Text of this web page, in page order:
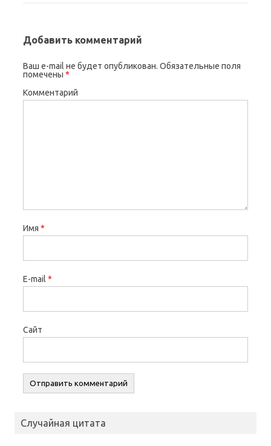
Добавить комментарий
Ваш e-mail не будет опубликован. Обязательные поля
помечены *
Комментарий
Имя *
E-mail *
Сайт
Случайная цитата